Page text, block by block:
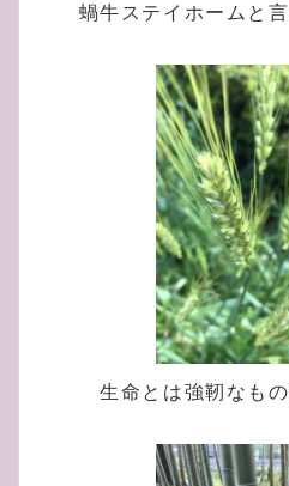
蝸牛ステイホームと
生命とは強靭なも